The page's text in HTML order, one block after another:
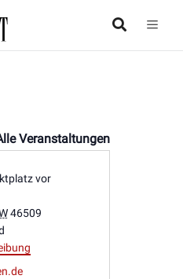
Veranstaltungen
vor
46509